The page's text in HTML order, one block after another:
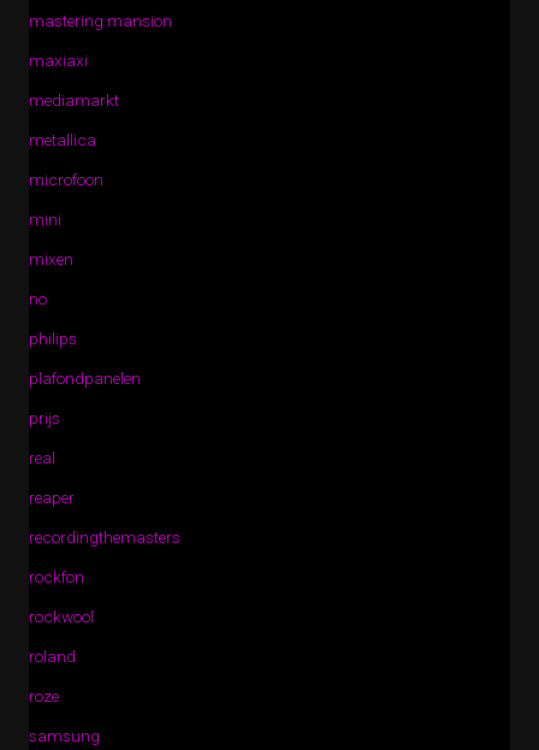
mastering mansion
maxiaxi
mediamarkt
metallica
microfoon
mini
mixen
no
philips
plafondpanelen
prijs
real
reaper
recordingthemasters
rockfon
rockwool
roland
roze
samsung